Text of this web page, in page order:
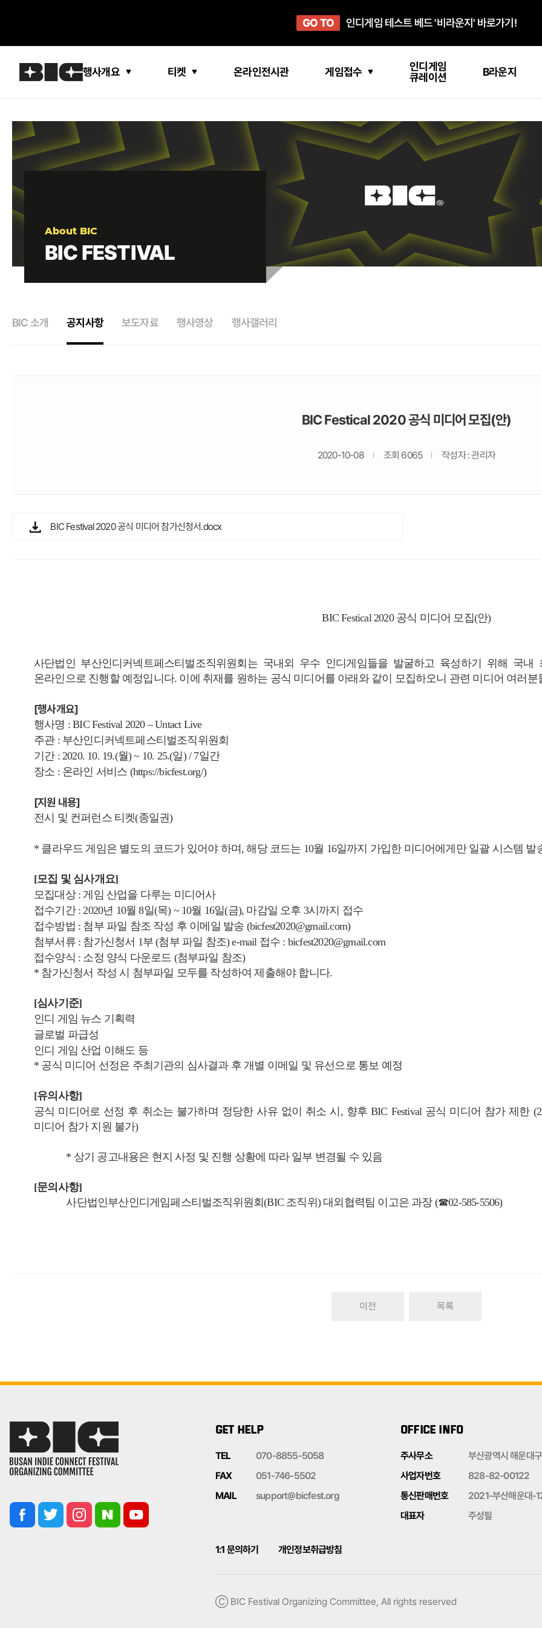
OPEN BIC 2025 STEAM SALE PAGE
GO TO 인디게임 테스트 베드 '비라운지' 바로가기!
GO TO '인디게임 큐레이션' 페이지 바로가기!
행사개요 티켓 온라인전시관 게임접수
인디게임
큐레이션
B라운지
About BIC
BIC FESTIVAL
BIC 소개 공지사항 보도자료 행사영상 행사갤러리
BIC Festical 2020 공식 미디어 모집(안)
2020-10-08 조회 6065 작성자 : 관리자
BIC Festival 2020 공식 미디어 참가신청서.docx
BIC Festical 2020 공식 미디어 모집(안)
사단법인 부산인디커넥트페스티벌조직위원회는 국내외 우수 인디게임들을 발굴하고 육성하기 위해 국내
온라인으로 진행할 예정입니다. 이에 취재를 원하는 공식 미디어를 아래와 같이 모집하오니 관련 미디어 여러
[행사개요]
행사명 : BIC Festival 2020 – Untact Live
주관 : 부산인디커넥트페스티벌조직위원회
기간 : 2020. 10. 19.(월) ~ 10. 25.(일) / 7일간
장소 : 온라인 서비스 (https://bicfest.org/)
[지원 내용]
전시 및 컨퍼런스 티켓(종일권)
* 클라우드 게임은 별도의 코드가 있어야 하며, 해당 코드는 10월 16일까지 가입한 미디어에게만 일괄 시스템 발
[모집 및 심사개요]
모집대상 : 게임 산업을 다루는 미디어사
접수기간 : 2020년 10월 8일(목) ~ 10월 16일(금), 마감일 오후 3시까지 접수
접수방법 : 첨부 파일 참조 작성 후 이메일 발송 (bicfest2020@gmail.com)
첨부서류 : 참가신청서 1부 (첨부 파일 참조) e-mail 접수 : bicfest2020@gmail.com
접수양식 : 소정 양식 다운로드 (첨부파일 참조)
* 참가신청서 작성 시 첨부파일 모두를 작성하여 제출해야 합니다.
[심사기준]
인디 게임 뉴스 기획력
글로벌 파급성
인디 게임 산업 이해도 등
* 공식 미디어 선정은 주최기관의 심사결과 후 개별 이메일 및 유선으로 통보 예정
[유의사항]
공식 미디어로 선정 후 취소는 불가하며 정당한 사유 없이 취소 시, 향후 BIC Festival 공식 미디어 참가 제한
미디어 참가 지원 불가)
* 상기 공고내용은 현지 사정 및 진행 상황에 따라 일부 변경될 수 있음
[문의사항]
사단법인부산인디게임페스티벌조직위원회(BIC 조직위) 대외협력팀 이고은 과장 (☎02-585-5506)
이전 목록
GET HELP
TEL
070-8855-5058
FAX
051-746-5502
MAIL
support@bicfest.org
1:1 문의하기 개인정보취급방침
OFFICE INFO
주사무소
부산광역시 해운대
사업자번호
828-82-00122
통신판매번호
2021-부산해운대-
대표자
주성필
Ⓒ BIC Festival Organizing Committee, All rights reserved